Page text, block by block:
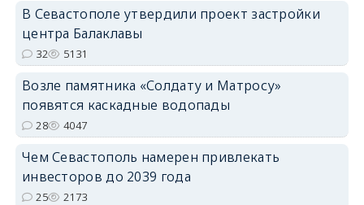
В Севастополе утвердили проект застройки
центра Балаклавы
32 5131
Возле памятника «Солдату и Матросу»
появятся каскадные водопады
28 4047
Чем Севастополь намерен привлекать
инвесторов до 2039 года
25 2173